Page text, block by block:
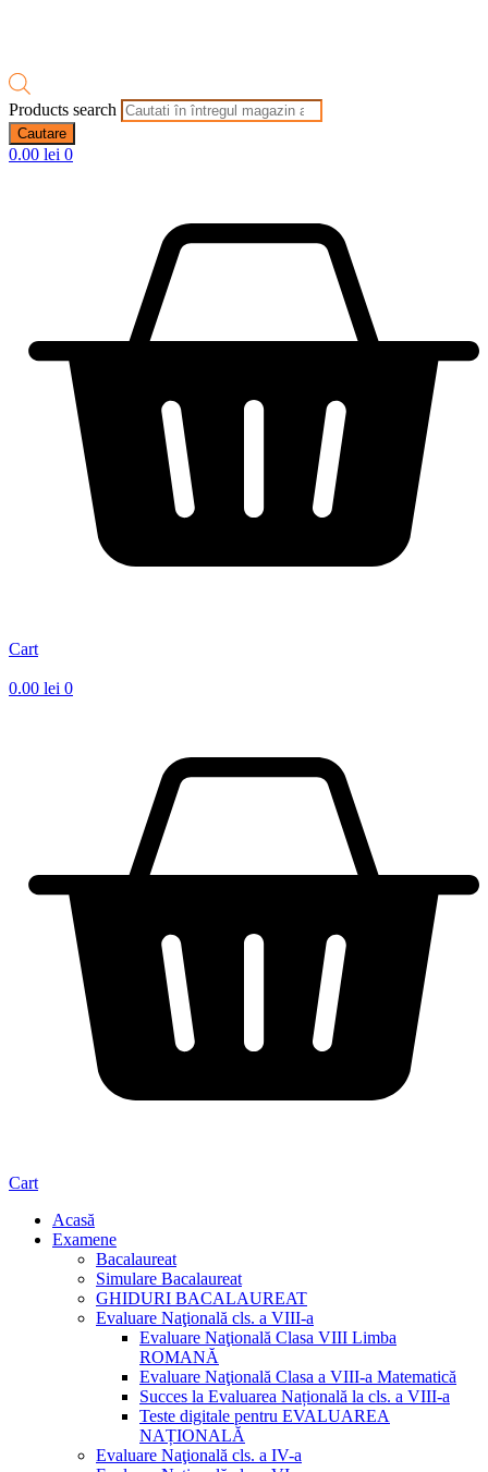
Products search
Cautare
0.00 lei 0
Cart
0.00 lei 0
Cart
Acasă
Examene
Bacalaureat
Simulare Bacalaureat
GHIDURI BACALAUREAT
Evaluare Naţională cls. a VIII-a
Evaluare Naţională Clasa VIII Limba
ROMANĂ
Evaluare Naţională Clasa a VIII-a Matematică
Succes la Evaluarea Națională la cls. a VIII-a
Teste digitale pentru EVALUAREA
NAȚIONALĂ
Evaluare Naţională cls. a IV-a